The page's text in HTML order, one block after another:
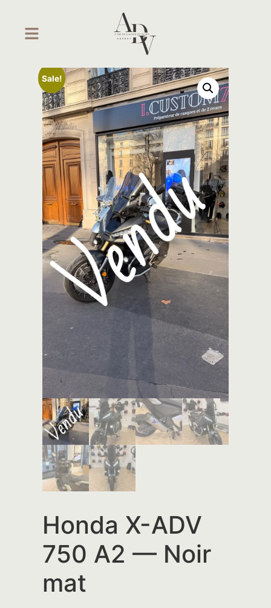
Sale!
Honda X-ADV
750 A2 — Noir
mat